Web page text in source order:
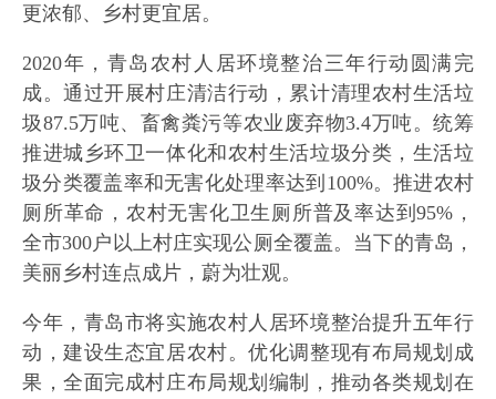
更浓郁、乡村更宜居。
2020年，青岛农村人居环境整治三年行动圆满完
成。通过开展村庄清洁行动，累计清理农村生活垃
圾87.5万吨、畜禽粪污等农业废弃物3.4万吨。统筹
推进城乡环卫一体化和农村生活垃圾分类，生活垃
圾分类覆盖率和无害化处理率达到100%。推进农村
厕所革命，农村无害化卫生厕所普及率达到95%，
全市300户以上村庄实现公厕全覆盖。当下的青岛，
美丽乡村连点成片，蔚为壮观。
今年，青岛市将实施农村人居环境整治提升五年行
动，建设生态宜居农村。优化调整现有布局规划成
果，全面完成村庄布局规划编制，推动各类规划在